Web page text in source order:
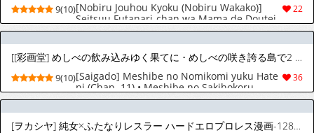
22
9(10)[Nobiru Jouhou Kyoku (Nobiru Wakako)]
Seitsuu Futanari-chan wa Mama de Doutei
o Soushitsu suru｜Perder la Virginidad con
una Futanari Experimentada que Actúa
como una Madre {Spanish} {EbisuTraslade -
Winder}
[[彩画堂] めしべの飲み込みゆく果てに • めしべの咲き誇る島で2 (第11話) [スペイン翻訳]
36
9(10)[Saigado] Meshibe no Nomikomi yuku Hate
ni (Chap. 11) • Meshibe no Sakihokoru
Shima de 2 | Una Isla donde florecen los
Pistilos 2 (Cap. 11) [Spanish] [Harenchi no
Fansub] [Digital]
[ヲカシヤ] 純女×ふたなりレスラー ハードエロプロレス漫画-1280x